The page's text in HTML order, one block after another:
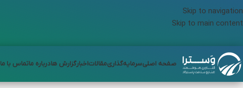
Skip to navigation
Skip to main content
صفحه اصلیسرمایه‌گذاریمقالاتاخبارگزارش هادرباره ماتماس با ما